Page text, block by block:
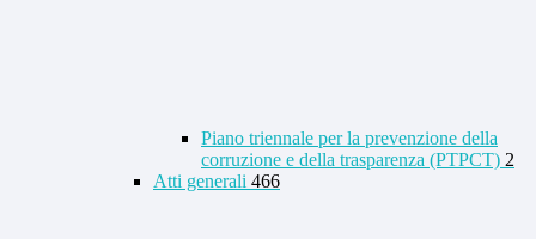
Piano triennale per la prevenzione della
corruzione e della trasparenza (PTPCT) 2
Atti generali 466